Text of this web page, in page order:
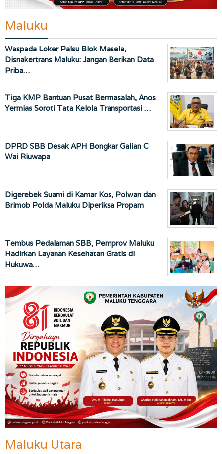
Maluku
Waspada Loker Palsu Blok Masela,
Disnakertrans Maluku: Jangan Berikan Data
Priba…
Tiga KMP Bantuan Pusat Bermasalah, Anos
Yermias Soroti Tata Kelola Transportasi …
DPRD SBB Desak APH Bongkar Galian C
Wai Riuwapa
Digerebek Suami di Kamar Kos, Polwan dan
Brimob Polda Maluku Diperiksa Propam
Tembus Pedalaman SBB, Pemprov Maluku
Hadirkan Layanan Kesehatan Gratis di
Hukuwa…
Maluku Utara